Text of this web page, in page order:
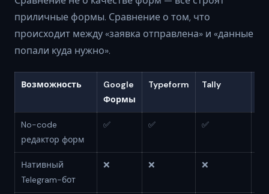
приличные формы. Сравнение о том, что
происходит между «заявка отправлена» и «данные
попали куда нужно».
Возможность
Google
Формы
Typeform Tally
No-code
редактор форм
✅ ✅ ✅
Нативный
Telegram-бот
❌ ❌ ❌